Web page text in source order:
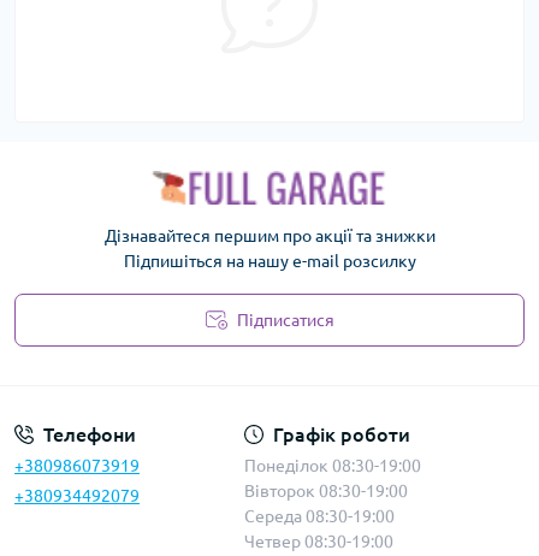
Дізнавайтеся першим про акції та знижки
Підпишіться на нашу e-mail розсилку
Підписатися
Телефони
+380986073919
+380934492079
Графік роботи
Понеділок 08:30-19:00
Вівторок 08:30-19:00
Середа 08:30-19:00
Четвер 08:30-19:00